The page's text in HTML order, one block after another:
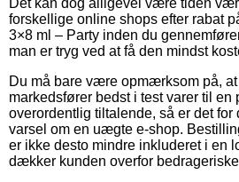
forskellige online shops efter rabat
3×8 ml – Party inden du
man er tryg ved at få den mindst
Du må bare være opmærksom på,
markedsfører bedst i test varer til en
overordentlig tiltalende, så er det
varsel om en uægte e-shop.
er ikke desto mindre inkluderet i en
dækker kunden overfor